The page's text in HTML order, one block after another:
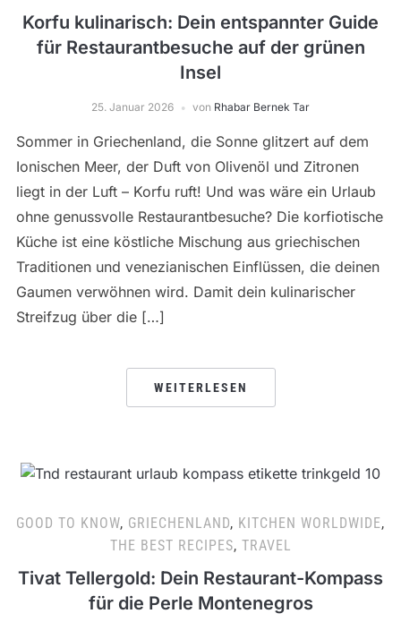
Korfu kulinarisch: Dein entspannter Guide
für Restaurantbesuche auf der grünen
Insel
25. Januar 2026 von Rhabar Bernek Tar
Sommer in Griechenland, die Sonne glitzert auf dem
Ionischen Meer, der Duft von Olivenöl und Zitronen
liegt in der Luft – Korfu ruft! Und was wäre ein Urlaub
ohne genussvolle Restaurantbesuche? Die korfiotische
Küche ist eine köstliche Mischung aus griechischen
Traditionen und venezianischen Einflüssen, die deinen
Gaumen verwöhnen wird. Damit dein kulinarischer
Streifzug über die […]
WEITERLESEN
GOOD TO KNOW, GRIECHENLAND, KITCHEN WORLDWIDE,
THE BEST RECIPES, TRAVEL
Tivat Tellergold: Dein Restaurant-Kompass
für die Perle Montenegros